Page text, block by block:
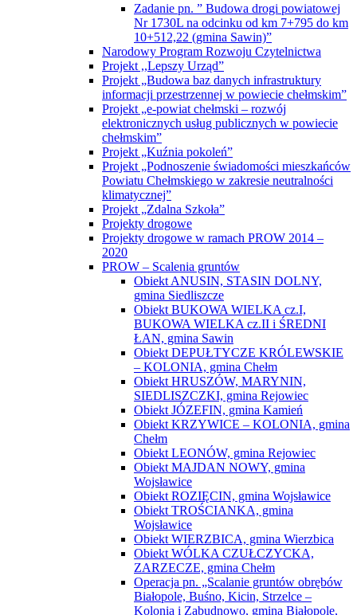
Zadanie pn. ” Budowa drogi powiatowej
Nr 1730L na odcinku od km 7+795 do km
10+512,22 (gmina Sawin)”
Narodowy Program Rozwoju Czytelnictwa
Projekt ,,Lepszy Urząd”
Projekt „Budowa baz danych infrastruktury
informacji przestrzennej w powiecie chełmskim”
Projekt „e-powiat chełmski – rozwój
elektronicznych usług publicznych w powiecie
chełmskim”
Projekt „Kuźnia pokoleń”
Projekt „Podnoszenie świadomości mieszkańców
Powiatu Chełmskiego w zakresie neutralności
klimatycznej”
Projekt „Zdalna Szkoła”
Projekty drogowe
Projekty drogowe w ramach PROW 2014 –
2020
PROW – Scalenia gruntów
Obiekt ANUSIN, STASIN DOLNY,
gmina Siedliszcze
Obiekt BUKOWA WIELKA cz.I,
BUKOWA WIELKA cz.II i ŚREDNI
ŁAN, gmina Sawin
Obiekt DEPUŁTYCZE KRÓLEWSKIE
– KOLONIA, gmina Chełm
Obiekt HRUSZÓW, MARYNIN,
SIEDLISZCZKI, gmina Rejowiec
Obiekt JÓZEFIN, gmina Kamień
Obiekt KRZYWICE – KOLONIA, gmina
Chełm
Obiekt LEONÓW, gmina Rejowiec
Obiekt MAJDAN NOWY, gmina
Wojsławice
Obiekt ROZIĘCIN, gmina Wojsławice
Obiekt TROŚCIANKA, gmina
Wojsławice
Obiekt WIERZBICA, gmina Wierzbica
Obiekt WÓLKA CZUŁCZYCKA,
ZARZECZE, gmina Chełm
Operacja pn. „Scalanie gruntów obrębów
Białopole, Buśno, Kicin, Strzelce –
Kolonia i Zabudnowo, gmina Białopole,